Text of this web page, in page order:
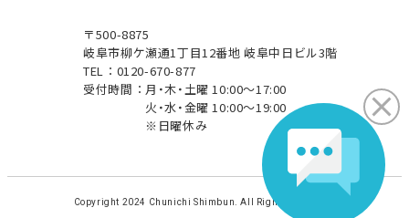
〒500-8875
岐阜市柳ケ瀬通1丁目12番地 岐阜中日ビル3階
TEL：0120-670-877
受付時間： 月・木・土曜 10:00～17:00
火・水・金曜 10:00～19:00
※日曜休み
Copyright 2024 Chunichi Shimbun. All Rights Reserved.